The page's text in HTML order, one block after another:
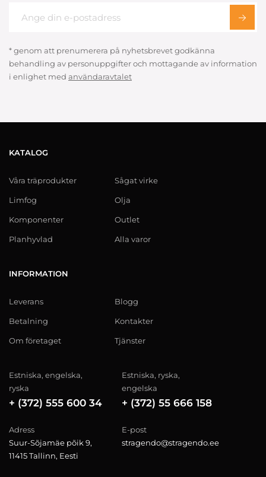
* genom att prenumerera på nyhetsbrevet godkänna
behandling av personuppgifter och mottagande av information
i enlighet med användaravtalet
KATALOG
Våra träprodukter
Limfog
Komponenter
Planhyvlad
Sågat virke
Olja
Outlet
Alla varor
INFORMATION
Leverans
Betalning
Om företaget
Blogg
Kontakter
Tjänster
Estniska, engelska,
ryska
+ (372) 555 600 34
Estniska, ryska,
engelska
+ (372) 55 666 158
Adress
Suur-Sõjamäe põik 9,
11415 Tallinn, Eesti
E-post
stragendo@stragendo.ee